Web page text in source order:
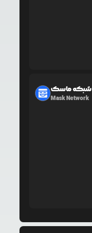
شبکه ماسک
Mask Network